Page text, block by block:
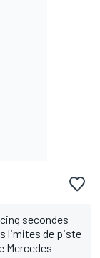
secondes
limites de piste
Mercedes